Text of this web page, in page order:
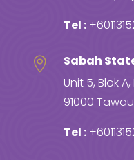
Tel :

Sabah
Unit 5, Blok
91000
Tel :